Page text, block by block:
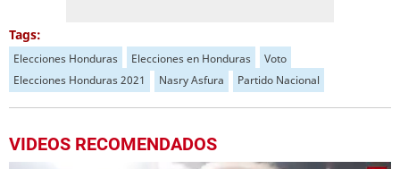
Tags:
Elecciones Honduras Elecciones en Honduras
Voto
Elecciones Honduras 2021
Nasry Asfura Partido Nacional
VIDEOS RECOMENDADOS